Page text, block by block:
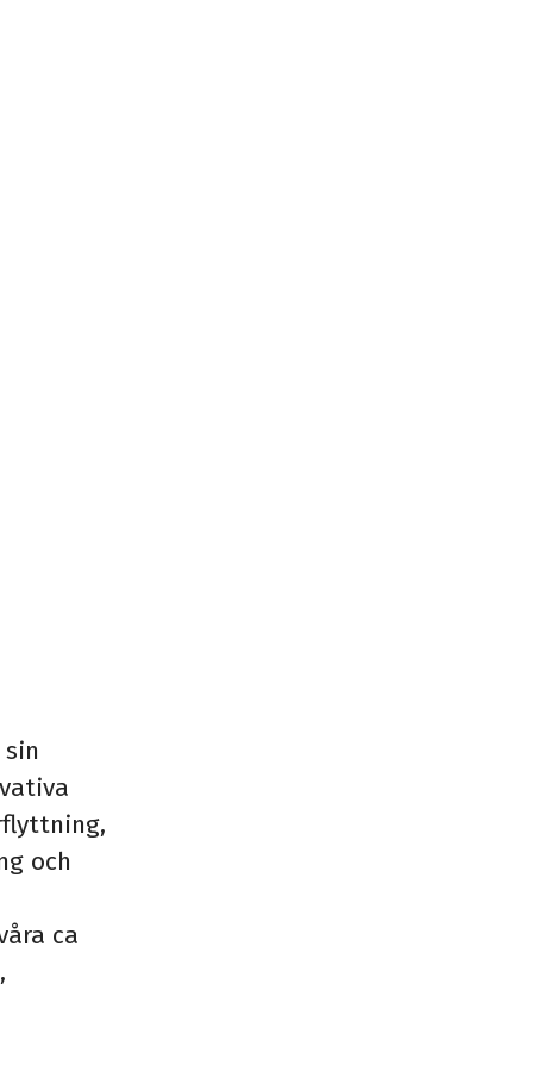
och
ca